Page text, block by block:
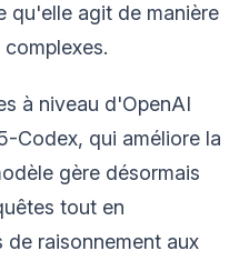
qu'elle agit de manière
à niveau d'OpenAI
Codex, qui améliore la
gère désormais
tout en
raisonnement aux